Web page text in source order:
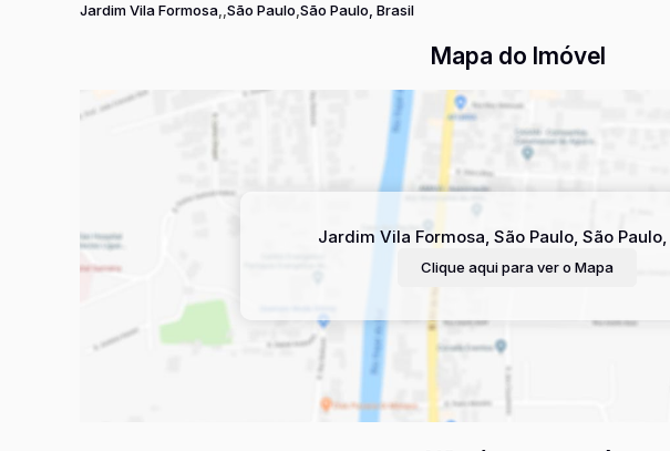
Jardim Vila Formosa São Paulo São Paulo, Brasil
Mapa do Imóvel
Jardim Vila Formosa, São Paulo, São Paulo,
Clique aqui para ver o Mapa